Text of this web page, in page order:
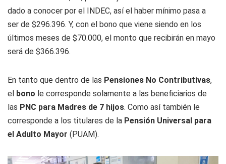
dado a conocer por el INDEC, así el haber mínimo pasa a
ser de $296.396. Y, con el bono que viene siendo en los
últimos meses de $70.000, el monto que recibirán en mayo
será de $366.396.
En tanto que dentro de las Pensiones No Contributivas,
el bono le corresponde solamente a las beneficiarios de
las PNC para Madres de 7 hijos. Como así también le
corresponde a los titulares de la Pensión Universal para
el Adulto Mayor (PUAM).